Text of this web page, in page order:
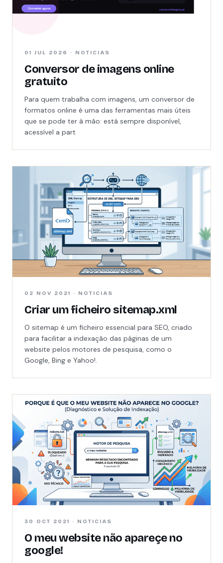
01 JUL 2026 · NOTICIAS
Conversor de imagens online
gratuito
Para quem trabalha com imagens, um conversor de
formatos online é uma das ferramentas mais úteis
que se pode ter à mão: está sempre disponível,
acessível a part
02 NOV 2021 · NOTICIAS
Criar um ficheiro sitemap.xml
O sitemap é um ficheiro essencial para SEO, criado
para facilitar a indexação das páginas de um
website pelos motores de pesquisa, como o
Google, Bing e Yahoo!.
30 OCT 2021 · NOTICIAS
O meu website não apareçe no
google!